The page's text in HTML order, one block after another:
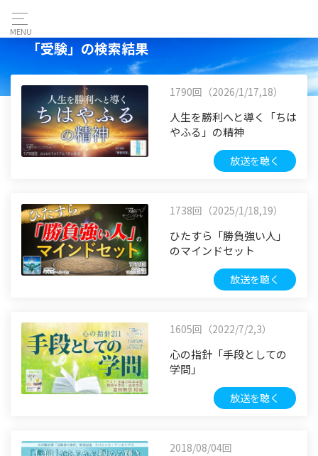
MENU
「受験」の検索結果
1790回（2026/1/17,18）
人生を勝利へと導く「ちは
やふる」の精神
放送を聴く
1738回（2025/1/18,19）
ひたすら「勝負強い人」
のマインドセット
放送を聴く
1605回（2022/7/2,3）
心の指針「手段としての
学問」
放送を聴く
2018/08/04回